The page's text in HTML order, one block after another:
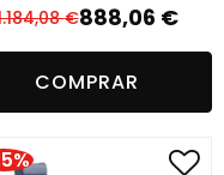
€ El
precio
original
era:
1.184,08 €.
888,06 €
El
precio
actual
es:
888,06 €.
COMPRAR